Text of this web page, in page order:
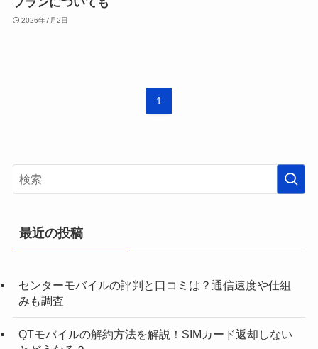
プランについても
2026年7月2日
1
最近の投稿
センターモバイルの評判と口コミは？通信速度や仕組
みも調査
QTモバイルの解約方法を解説！SIMカード返却しない